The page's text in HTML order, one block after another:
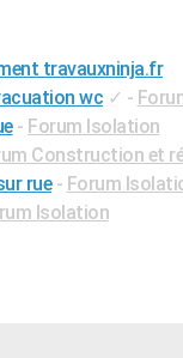
travauxninja.fr
wc ✓ -
- Forum Isolation
Construction et
rue - Forum
Isolation